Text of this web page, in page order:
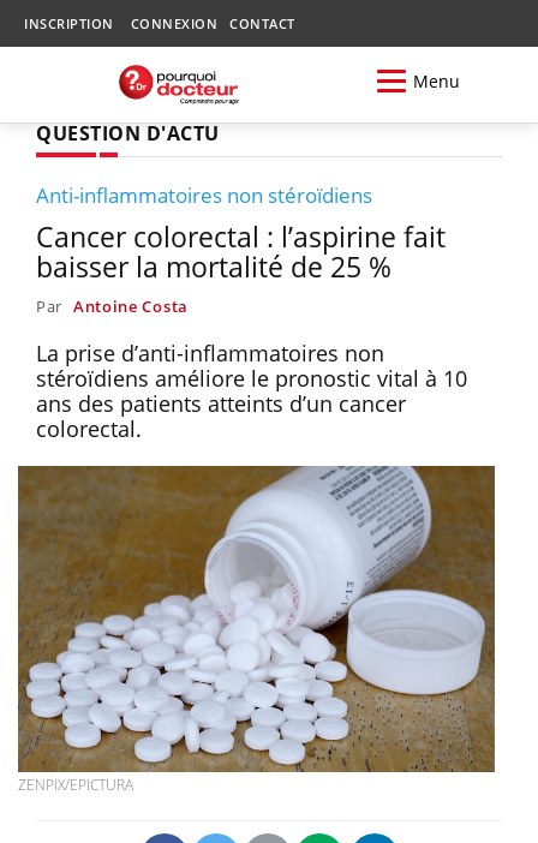
INSCRIPTION CONNEXION CONTACT
Menu
QUESTION D'ACTU
Anti-inflammatoires non stéroïdiens
Cancer colorectal : l’aspirine fait
baisser la mortalité de 25 %
Par Antoine Costa
La prise d’anti-inflammatoires non
stéroïdiens améliore le pronostic vital à 10
ans des patients atteints d’un cancer
colorectal.
ZENPIX/EPICTURA